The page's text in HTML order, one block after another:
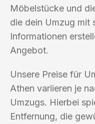
Möbelstücke und
die dein Umzug mit
Informationen
Angebot.
Unsere Preise für
Athen variieren je
Umzugs. Hierbei
Entfernung, die